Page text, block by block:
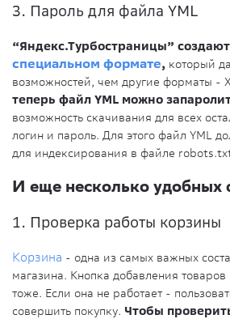
3. Пароль для файла YML
“Яндекс.Турбостраницы”
специальном формате, который
возможностей, чем другие форматы -
теперь файл YML можно
возможность скачивания для всех
логин и пароль. Для этого файл YML
для индексирования в файле
И еще несколько удобных
1. Проверка работы корзины
Корзина - одна из самых важных
магазина. Кнопка добавления товаров
тоже. Если она не работает -
совершить покупку. Чтобы